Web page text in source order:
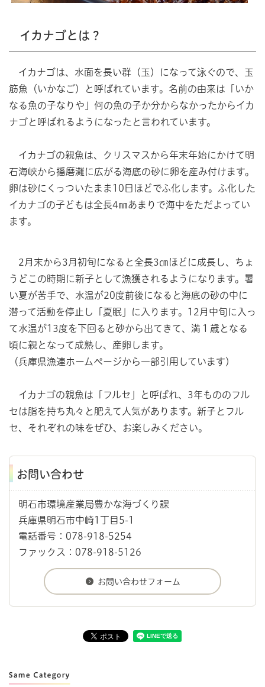
イカナゴとは？
イカナゴは、水面を長い群（玉）になって泳ぐので、玉
筋魚（いかなご）と呼ばれています。名前の由来は「いか
なる魚の子なりや」何の魚の子か分からなかったからイカ
ナゴと呼ばれるようになったと言われています。
イカナゴの親魚は、クリスマスから年末年始にかけて明
石海峡から播磨灘に広がる海底の砂に卵を産み付けます。
卵は砂にくっついたまま10日ほどでふ化します。ふ化した
イカナゴの子どもは全長4㎜あまりで海中をただよってい
ます。
2月末から3月初旬になると全長3㎝ほどに成長し、ちょ
うどこの時期に新子として漁獲されるようになります。暑
い夏が苦手で、水温が20度前後になると海底の砂の中に
潜って活動を停止し「夏眠」に入ります。12月中旬に入っ
て水温が13度を下回ると砂から出てきて、満１歳となる
頃に親となって成熟し、産卵します。
（兵庫県漁連ホームページから一部引用しています）
イカナゴの親魚は「フルセ」と呼ばれ、3年もののフル
セは脂を持ち丸々と肥えて人気があります。新子とフル
セ、それぞれの味をぜひ、お楽しみください。
お問い合わせ
明石市環境産業局豊かな海づくり課
兵庫県明石市中崎1丁目5-1
電話番号：078-918-5254
ファックス：078-918-5126